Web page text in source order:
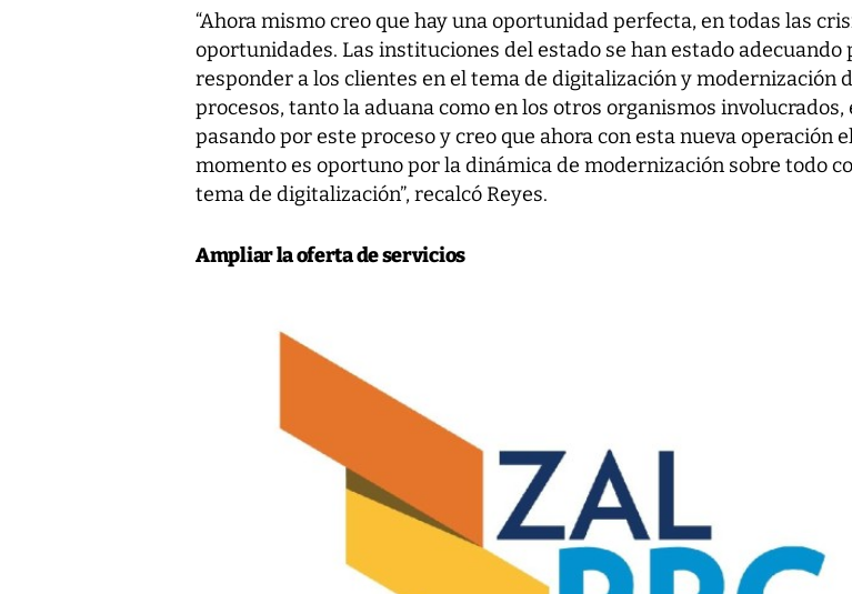
“Ahora mismo creo que hay una oportunidad perfecta, en todas las
oportunidades. Las instituciones del estado se han estado adecuando
responder a los clientes en el tema de digitalización y modernización
procesos, tanto la aduana como en los otros organismos involucrados,
pasando por este proceso y creo que ahora con esta nueva operación
momento es oportuno por la dinámica de modernización sobre todo
tema de digitalización”, recalcó Reyes.
Ampliar la oferta de servicios